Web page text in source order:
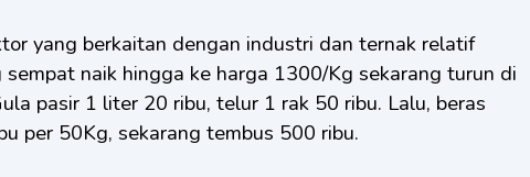
yang berkaitan dengan industri dan ternak relatif
naik hingga ke harga 1300/Kg sekarang turun di
pasir 1 liter 20 ribu, telur 1 rak 50 ribu. Lalu, beras
per 50Kg, sekarang tembus 500 ribu.